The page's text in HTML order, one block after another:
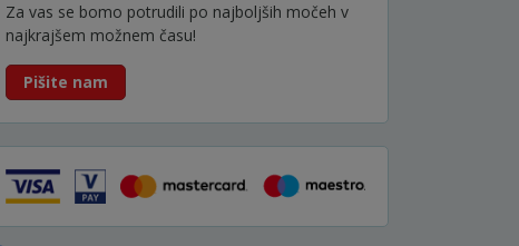
Za vas se bomo potrudili po najboljših močeh v
najkrajšem možnem času!
Pišite nam